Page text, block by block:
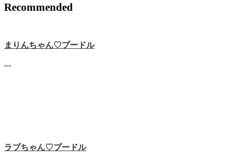
Recommended
まりんちゃん♡プードル
ラブちゃん♡プードル